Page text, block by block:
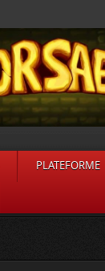
PLATEFORME